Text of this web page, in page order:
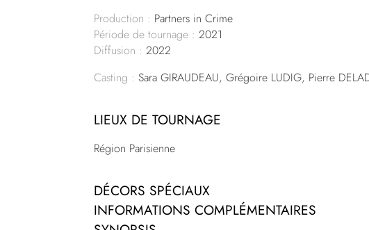
Production : Partners in Crime
Période de tournage : 2021
Diffusion : 2022
Casting : Sara GIRAUDEAU, Grégoire LUDIG, Pierre
LIEUX DE TOURNAGE
Région Parisienne
DÉCORS SPÉCIAUX
INFORMATIONS COMPLÉMENTAIRES